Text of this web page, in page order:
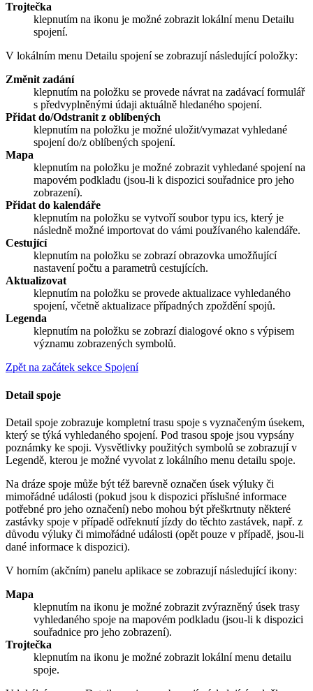
Trojtečka
klepnutím na ikonu je možné zobrazit lokální menu Detailu
spojení.
V lokálním menu Detailu spojení se zobrazují následující položky:
Změnit zadání
klepnutím na položku se provede návrat na zadávací formulář
s předvyplněnými údaji aktuálně hledaného spojení.
Přidat do/Odstranit z oblíbených
klepnutím na položku je možné uložit/vymazat vyhledané
spojení do/z oblíbených spojení.
Mapa
klepnutím na položku je možné zobrazit vyhledané spojení na
mapovém podkladu (jsou-li k dispozici souřadnice pro jeho
zobrazení).
Přidat do kalendáře
klepnutím na položku se vytvoří soubor typu ics, který je
následně možné importovat do vámi používaného kalendáře.
Cestující
klepnutím na položku se zobrazí obrazovka umožňující
nastavení počtu a parametrů cestujících.
Aktualizovat
klepnutím na položku se provede aktualizace vyhledaného
spojení, včetně aktualizace případných zpoždění spojů.
Legenda
klepnutím na položku se zobrazí dialogové okno s výpisem
významu zobrazených symbolů.
Zpět na začátek sekce Spojení
Detail spoje
Detail spoje zobrazuje kompletní trasu spoje s vyznačeným úsekem,
který se týká vyhledaného spojení. Pod trasou spoje jsou vypsány
poznámky ke spoji. Vysvětlivky použitých symbolů se zobrazují v
Legendě, kterou je možné vyvolat z lokálního menu detailu spoje.
Na dráze spoje může být též barevně označen úsek výluky či
mimořádné události (pokud jsou k dispozici příslušné informace
potřebné pro jeho označení) nebo mohou být přeškrtnuty některé
zastávky spoje v případě odřeknutí jízdy do těchto zastávek, např. z
důvodu výluky či mimořádné události (opět pouze v případě, jsou-li
dané informace k dispozici).
V horním (akčním) panelu aplikace se zobrazují následující ikony:
Mapa
klepnutím na ikonu je možné zobrazit zvýrazněný úsek trasy
vyhledaného spoje na mapovém podkladu (jsou-li k dispozici
souřadnice pro jeho zobrazení).
Trojtečka
klepnutím na ikonu je možné zobrazit lokální menu detailu
spoje.